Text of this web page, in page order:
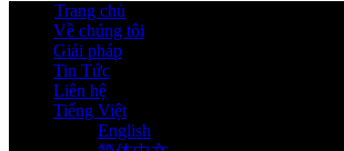
Trang chủ
Về chúng tôi
Giải pháp
Tin Tức
Liên hệ
Tiếng Việt
English